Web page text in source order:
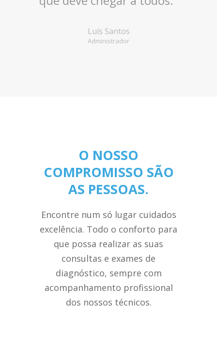
Luís Santos
Administrador
O NOSSO
COMPROMISSO SÃO
AS PESSOAS.
Encontre num só lugar cuidados
excelência. Todo o conforto para
que possa realizar as suas
consultas e exames de
diagnóstico, sempre com
acompanhamento profissional
dos nossos técnicos.